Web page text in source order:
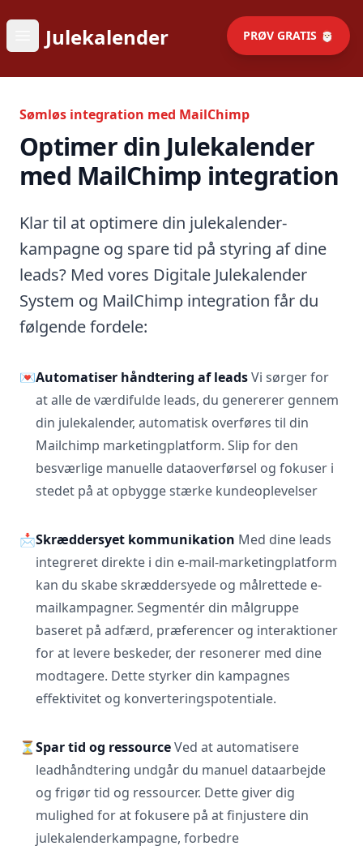
Open main menu
Julekalender PRØV GRATIS 🎅🏻
Sømløs integration med MailChimp
Optimer din Julekalender
med MailChimp integration
Klar til at optimere din julekalender-
kampagne og spare tid på styring af dine
leads? Med vores Digitale Julekalender
System og MailChimp integration får du
følgende fordele:
💌Automatiser håndtering af leadsVi sørger for
at alle de værdifulde leads, du genererer gennem
din julekalender, automatisk overføres til din
Mailchimp marketingplatform. Slip for den
besværlige manuelle dataoverførsel og fokuser i
stedet på at opbygge stærke kundeoplevelser
📩Skræddersyet kommunikation Med dine leads
integreret direkte i din e-mail-marketingplatform
kan du skabe skræddersyede og målrettede e-
mailkampagner. Segmentér din målgruppe
baseret på adfærd, præferencer og interaktioner
for at levere beskeder, der resonerer med dine
modtagere. Dette styrker din kampagnes
effektivitet og konverteringspotentiale.
⏳Spar tid og ressourceVed at automatisere
leadhåndtering undgår du manuel dataarbejde
og frigør tid og ressourcer. Dette giver dig
mulighed for at fokusere på at finjustere din
julekalenderkampagne, forbedre